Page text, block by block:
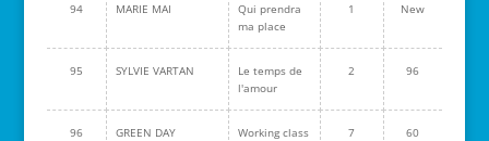
94 MARIE MAI
Qui prendra
ma place
1 New
95 SYLVIE VARTAN
Le temps de
l'amour
2 96
96 GREEN DAY
Working class
7 60